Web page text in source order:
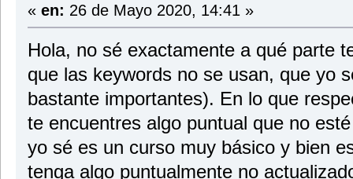
« en: 26 de Mayo 2020, 14:41 »
Hola, no sé exactamente a qué parte
que las keywords no se usan, que yo
bastante importantes). En lo que
te encuentres algo puntual que no
yo sé es un curso muy básico y bien
tenga algo puntualmente no